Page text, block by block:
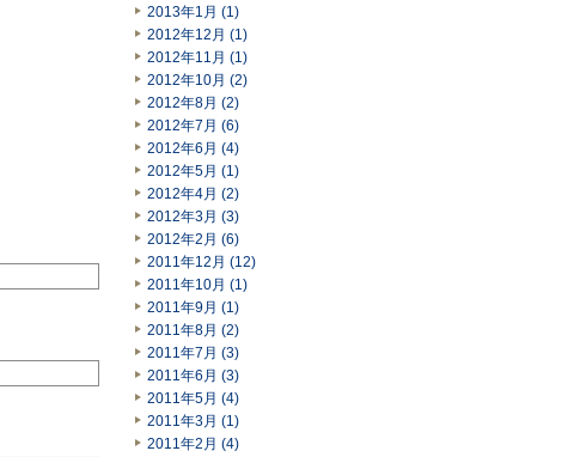
2013年1月 (1)
2012年12月 (1)
2012年11月 (1)
2012年10月 (2)
2012年8月 (2)
2012年7月 (6)
2012年6月 (4)
2012年5月 (1)
2012年4月 (2)
2012年3月 (3)
2012年2月 (6)
2011年12月 (12)
2011年10月 (1)
2011年9月 (1)
2011年8月 (2)
2011年7月 (3)
2011年6月 (3)
2011年5月 (4)
2011年3月 (1)
2011年2月 (4)